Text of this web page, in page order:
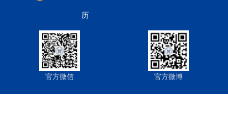
历
官方微信 官方微博